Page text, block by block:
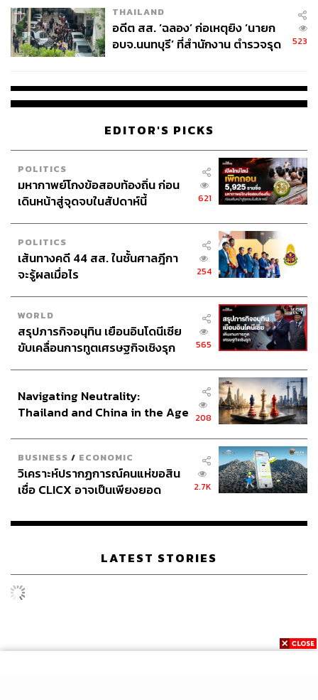
ทางการค้าเพิ่มสูงขึ้น คำถามที่ท่านทูตย้ำคือ “เราจะไปทาง
ไหนกันต่อ?” การเป็นฐานการผลิตเพื่อส่งออกจะซับซ้อนกว่า
เดิมมาก ไทยจะวางตำแหน่งตัวเองอย่างไร จะผลิตสินค้า
อะไรเพื่อเจาะตลาดยุโรปและสหรัฐฯ ที่มีกฎระเบียบด้านสิ่ง
ที่นักลงทุนญี่ปุ่นกำลังจับตามองอย่างใกล้ชิด
2. ระเบิดเวลาที่ชื่อ ‘สังคมผู้สูงอายุ’:โครงสร้างประชากรไทย
โดยตรงต่อทั้งตลาดแรงงานและกำลังซื้อในประเทศ ท่านทูต
แบ่งปันบทเรียนราคาแพงของญี่ปุ่นที่เศรษฐกิจชะลอตัว
ยาวนาน (Lost Decades) ส่วนหนึ่งเพราะปัญหานี้ การมีคน
รุ่นใหม่น้อยลงไม่เพียงทำให้ขาดแคลนแรงงาน แต่ยังหมาย
ถึงตลาดในประเทศที่หดตัวลง ซึ่งจะบั่นทอนความแข็งแกร่ง
ของฐานการผลิตที่เคยพึ่งพิงตลาดในประเทศเป็นฐานสำคัญ
3. การรักษาขีดความสามารถของทรัพยากรมนุษย์:แม้ไทย
จะมีบุคลากรที่มีคุณภาพ แต่การรักษามาตรฐานการศึกษาให้
ทันต่อการเปลี่ยนแปลงของโลก รวมทั้งระดับค่าจ้างที่สมดุล
และแข่งขันได้ ยังคงเป็นปัจจัยสำคัญในการตัดสินใจลงทุน
ระยะยาว
ข้อเสนอเพื่อ ‘ยกเครื่อง’ ความร่วมมือสู่ยุคใหม่
ท่ามกลางความท้าทาย ญี่ปุ่นไม่ได้เพียงแค่นั่งรอ แต่ได้ยื่นข้อ
เสนอเชิงรุกเพื่อปรับรูปแบบความร่วมมือกับไทยให้ก้าวทัน
โลก
พัฒนาทักษะแรงงานด้วยระบบ ‘โคเซ็น’ (Kosen):ญี่ปุ่น
จริงจัง ซึ่งไม่ใช่แค่การเรียนทฤษฎีในห้องเรียน แต่คือ
การลงมือปฏิบัติจริงในโรงงานจำลอง เพื่อผลิต ‘วิศวกร
มองหาอุตสาหกรรมแห่งอนาคต:ท่านทูตมองว่าความ
THAILAND
อดีต สส. ‘ฉลอง’ ก่อเหตุยิง ‘นายก
อบจ.นนทบุรี’ ที่สำนักงาน ตำรวจรุด
523
EDITOR'S PICKS
POLITICS
มหากาพย์โกงข้อสอบท้องถิ่น ก่อน
เดินหน้าสู่จุดจบในสัปดาห์นี้
621
POLITICS
เส้นทางคดี 44 สส. ในชั้นศาลฎีกา
จะรู้ผลเมื่อไร
254
WORLD
สรุปภารกิจอนุทิน เยือนอินโดนีเซีย
ขับเคลื่อนการทูตเศรษฐกิจเชิงรุก
565
Navigating Neutrality:
Thailand and China in the Age
208
BUSINESS / ECONOMIC
วิเคราะห์ปรากฏการณ์คนแห่ขอสิน
เชื่อ CLICX อาจเป็นเพียงยอด
เรือนไทยที่ถูกซุกไว้
2.7K
LATEST STORIES